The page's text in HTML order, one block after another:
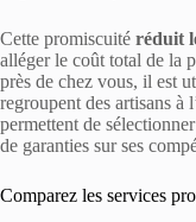
Cette promiscuité réduit
alléger le coût total de la
près de chez vous, il est
regroupent des artisans à
permettent de
de garanties sur ses
Comparez les services